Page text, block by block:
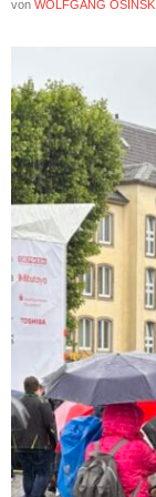
von WOLFGANG OSINSKI